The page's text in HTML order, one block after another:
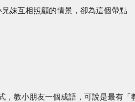
妹互相照顧的情景，卻為這個帶點
，教小朋友一個成語，可說是最有「